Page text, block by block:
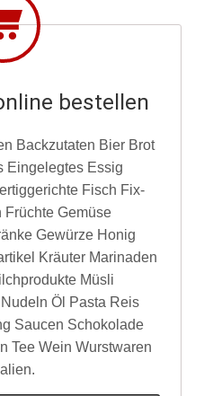
bestellen
Backzutaten Bier Brot
Eingelegtes Essig
Fisch Fix-
Früchte Gemüse
Gewürze Honig
Kräuter Marinaden
Müsli
Öl Pasta Reis
Saucen Schokolade
Tee Wein Wurstwaren